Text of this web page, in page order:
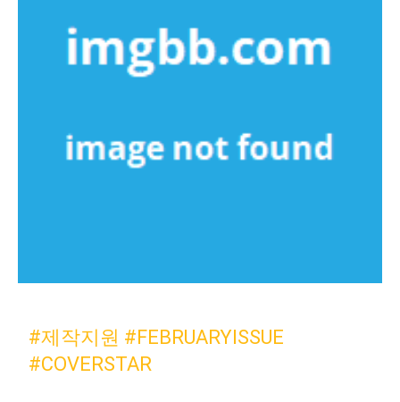
#제작지원 #FEBRUARYISSUE
#COVERSTAR